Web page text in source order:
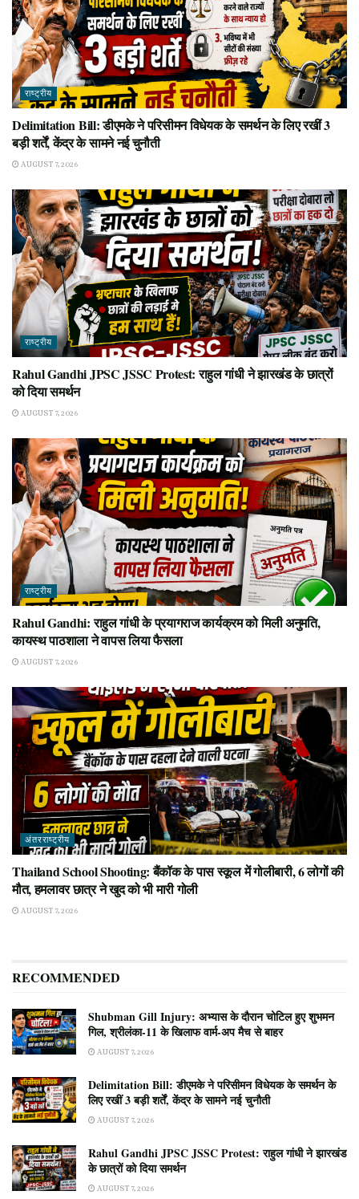
राष्ट्रीय
Delimitation Bill: डीएमके ने परिसीमन विधेयक के समर्थन के लिए रखीं 3
बड़ी शर्तें, केंद्र के सामने नई चुनौती
AUGUST 7, 2026
राष्ट्रीय
Rahul Gandhi JPSC JSSC Protest: राहुल गांधी ने झारखंड के छात्रों
को दिया समर्थन
AUGUST 7, 2026
राष्ट्रीय
Rahul Gandhi: राहुल गांधी के प्रयागराज कार्यक्रम को मिली अनुमति,
कायस्थ पाठशाला ने वापस लिया फैसला
AUGUST 7, 2026
अंतरराष्ट्रीय
Thailand School Shooting: बैंकॉक के पास स्कूल में गोलीबारी, 6 लोगों की
मौत, हमलावर छात्र ने खुद को भी मारी गोली
AUGUST 7, 2026
RECOMMENDED
Shubman Gill Injury: अभ्यास के दौरान चोटिल हुए शुभमन
गिल, श्रीलंका-11 के खिलाफ वार्म-अप मैच से बाहर
AUGUST 7, 2026
Delimitation Bill: डीएमके ने परिसीमन विधेयक के समर्थन के
लिए रखीं 3 बड़ी शर्तें, केंद्र के सामने नई चुनौती
AUGUST 7, 2026
Rahul Gandhi JPSC JSSC Protest: राहुल गांधी ने झारखंड
के छात्रों को दिया समर्थन
AUGUST 7, 2026